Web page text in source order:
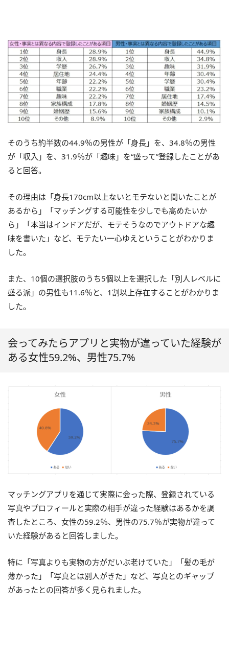
そのうち約半数の44.9％の男性が「身長」を、34.8％の男性
が「収入」を、31.9％が「趣味」を“盛って”登録したことがあ
ると回答。
その理由は「身長170cm以上ないとモテないと聞いたことが
あるから」「マッチングする可能性を少しでも高めたいか
ら」「本当はインドアだが、モテそうなのでアウトドアな趣
味を書いた」など、モテたい一心ゆえということがわかりま
した。
また、10個の選択肢のうち5個以上を選択した「別人レベルに
盛る派」の男性も11.6％と、1割以上存在することがわかりま
した。
会ってみたらアプリと実物が違っていた経験が
ある女性59.2%、男性75.7%
マッチングアプリを通じて実際に会った際、登録されている
写真やプロフィールと実際の相手が違った経験はあるかを調
査したところ、女性の59.2％、男性の75.7％が実物が違って
いた経験があると回答しました。
特に「写真よりも実物の方がだいぶ老けていた」「髪の毛が
薄かった」「写真とは別人がきた」など、写真とのギャップ
があったとの回答が多く見られました。